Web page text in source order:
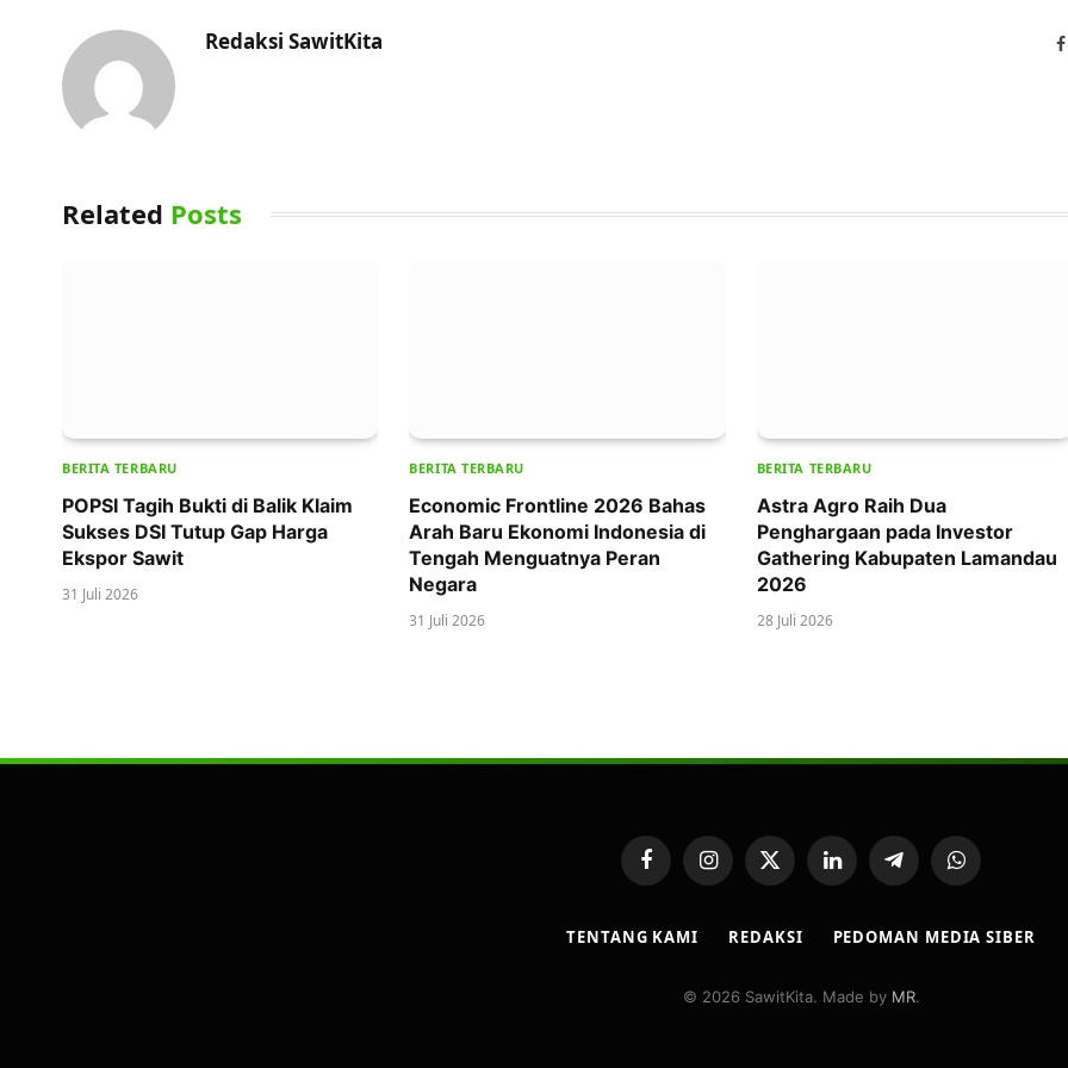
Redaksi SawitKita
Related Posts
BERITA TERBARU
POPSI Tagih Bukti di Balik Klaim
Sukses DSI Tutup Gap Harga
Ekspor Sawit
31 Juli 2026
BERITA TERBARU
Economic Frontline 2026 Bahas
Arah Baru Ekonomi Indonesia di
Tengah Menguatnya Peran
Negara
31 Juli 2026
BERITA TERBARU
Astra Agro Raih Dua
Penghargaan pada Investor
Gathering Kabupaten Lamandau
2026
28 Juli 2026
FacebookInstagram
X
(Twitter)
LinkedInTelegramWhatsApp
TENTANG KAMI REDAKSI PEDOMAN MEDIA SIBER
© 2026 SawitKita. Made by MR.